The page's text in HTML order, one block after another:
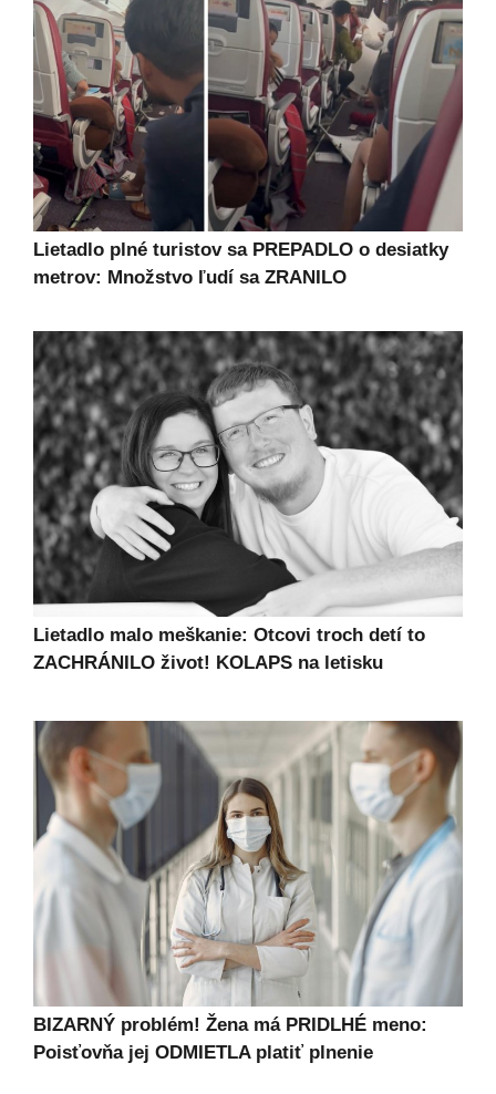
Lietadlo plné turistov sa PREPADLO o desiatky
metrov: Množstvo ľudí sa ZRANILO
Lietadlo malo meškanie: Otcovi troch detí to
ZACHRÁNILO život! KOLAPS na letisku
BIZARNÝ problém! Žena má PRIDLHÉ meno:
Poisťovňa jej ODMIETLA platiť plnenie